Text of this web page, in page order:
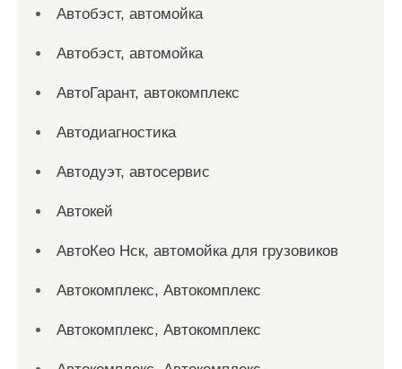
Автобэст, автомойка
Автобэст, автомойка
АвтоГарант, автокомплекс
Автодиагностика
Автодуэт, автосервис
Автокей
АвтоКео Нск, автомойка для грузовиков
Автокомплекс, Автокомплекс
Автокомплекс, Автокомплекс